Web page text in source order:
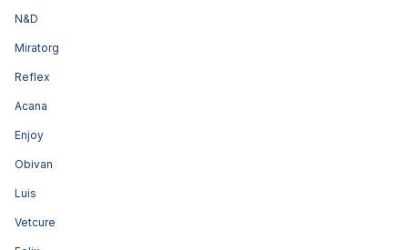
N&D
Miratorg
Reflex
Acana
Enjoy
Obivan
Luis
Vetcure